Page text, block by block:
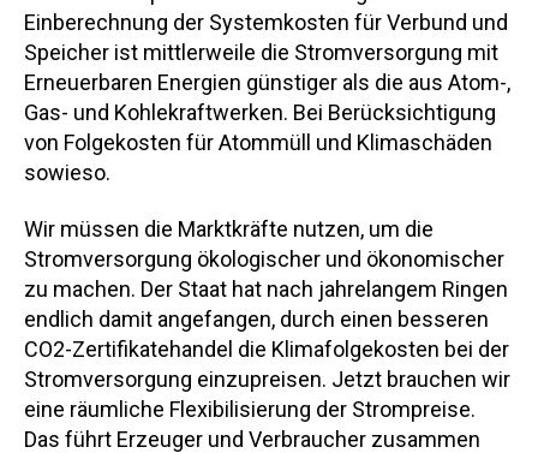
Einberechnung der Systemkosten für Verbund und
Speicher ist mittlerweile die Stromversorgung mit
Erneuerbaren Energien günstiger als die aus Atom-,
Gas- und Kohlekraftwerken. Bei Berücksichtigung
von Folgekosten für Atommüll und Klimaschäden
sowieso.
Wir müssen die Marktkräfte nutzen, um die
Stromversorgung ökologischer und ökonomischer
zu machen. Der Staat hat nach jahrelangem Ringen
endlich damit angefangen, durch einen besseren
CO2-Zertifikatehandel die Klimafolgekosten bei der
Stromversorgung einzupreisen. Jetzt brauchen wir
eine räumliche Flexibilisierung der Strompreise.
Das führt Erzeuger und Verbraucher zusammen